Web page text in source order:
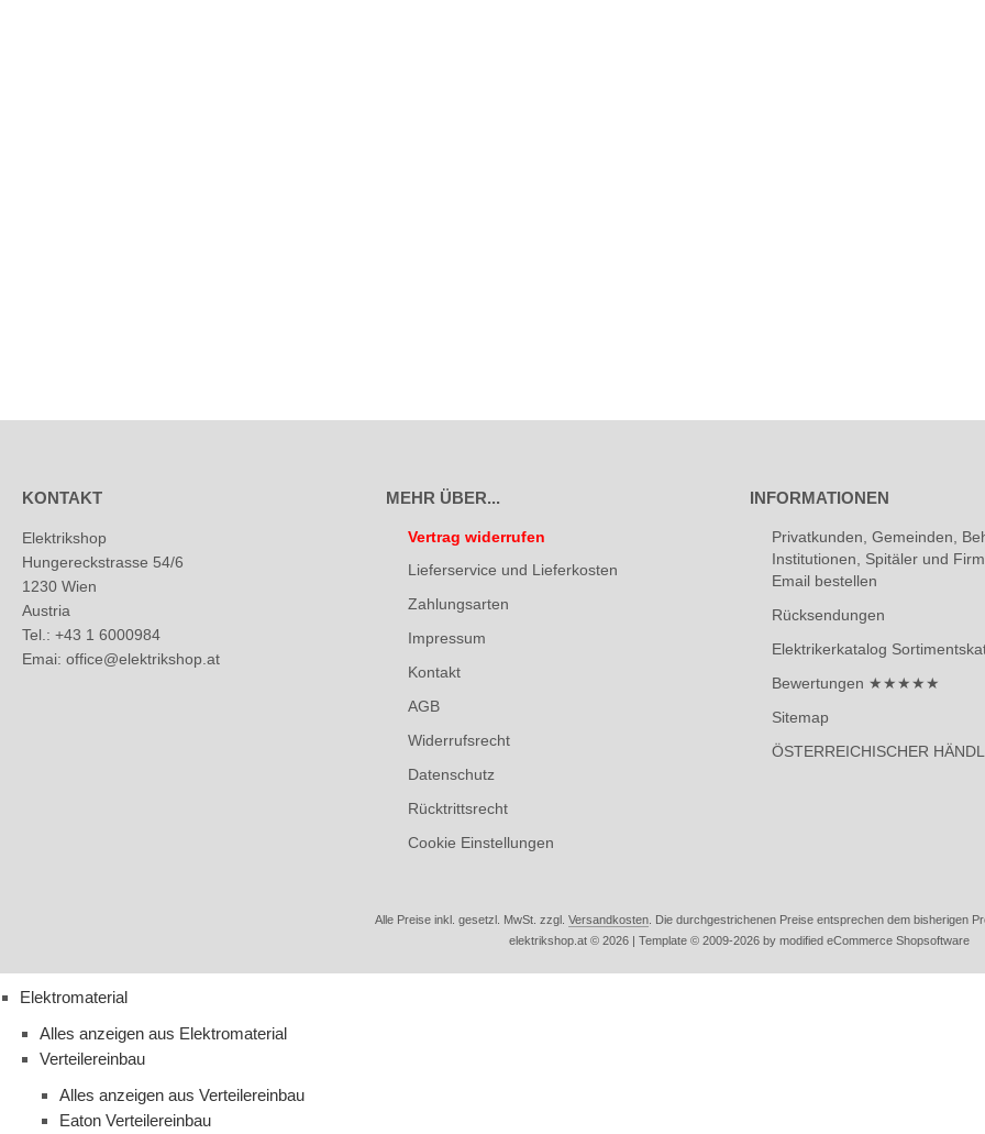
KONTAKT
Elektrikshop
Hungereckstrasse 54/6
1230 Wien
Austria
Tel.: +43 1 6000984
Emai: office@elektrikshop.at
MEHR ÜBER...
Vertrag widerrufen
Lieferservice und Lieferkosten
Zahlungsarten
Impressum
Kontakt
AGB
Widerrufsrecht
Datenschutz
Rücktrittsrecht
Cookie Einstellungen
INFORMATIONEN
Privatkunden, Gemeinden,
Institutionen, Spitäler und
Email bestellen
Rücksendungen
Elektrikerkatalog
Bewertungen ★★★★★
Sitemap
ÖSTERREICHISCHER
Alle Preise inkl. gesetzl. MwSt. zzgl. Versandkosten . Die durchgestrichenen Preise entsprechen dem bisherigen
elektrikshop.at © 2026 | Template © 2009-2026 by modified eCommerce Shopsoftware
Elektromaterial
Alles anzeigen aus Elektromaterial
Verteilereinbau
Alles anzeigen aus Verteilereinbau
Eaton Verteilereinbau